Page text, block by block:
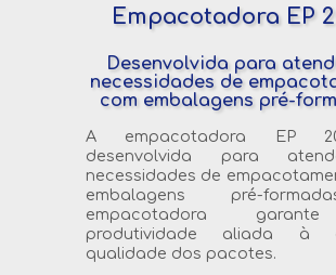
Empacotadora EP
Desenvolvida para
necessidades de
com embalagens pré-
A empacotadora EP
desenvolvida para
necessidades de
embalagens pré-
empacotadora
produtividade aliada à
qualidade dos pacotes.